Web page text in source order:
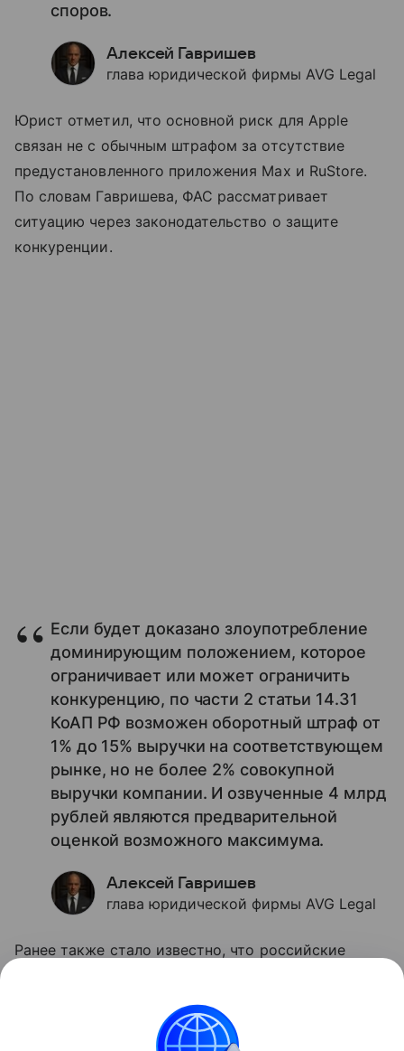
споров.
Алексей Гавришев
глава юридической фирмы AVG Legal
Юрист отметил, что основной риск для Apple
связан не с обычным штрафом за отсутствие
предустановленного приложения Max и RuStore.
По словам Гавришева, ФАС рассматривает
ситуацию через законодательство о защите
конкуренции.
Если будет доказано злоупотребление
доминирующим положением, которое
ограничивает или может ограничить
конкуренцию, по части 2 статьи 14.31
КоАП РФ возможен оборотный штраф от
1% до 15% выручки на соответствующем
рынке, но не более 2% совокупной
выручки компании. И озвученные 4 млрд
рублей являются предварительной
оценкой возможного максимума.
Алексей Гавришев
глава юридической фирмы AVG Legal
Ранее также стало известно, что российские